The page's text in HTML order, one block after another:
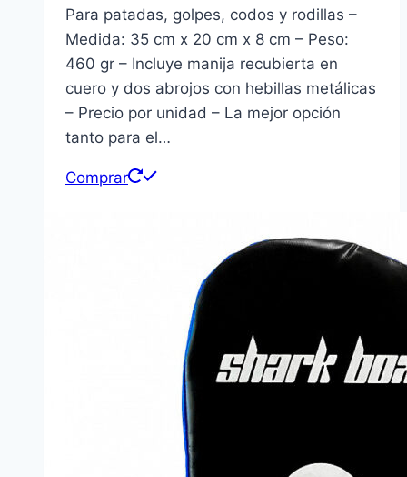
Para patadas, golpes, codos y rodillas –
Medida: 35 cm x 20 cm x 8 cm – Peso:
460 gr – Incluye manija recubierta en
cuero y dos abrojos con hebillas metálicas
– Precio por unidad – La mejor opción
tanto para el…
Comprar